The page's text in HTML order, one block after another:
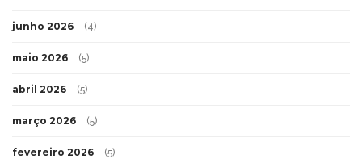
junho 2026 (4)
maio 2026 (5)
abril 2026 (5)
março 2026 (5)
fevereiro 2026 (5)